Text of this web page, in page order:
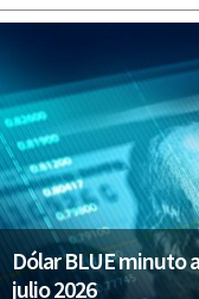
Dólar BLUE minuto
julio 2026